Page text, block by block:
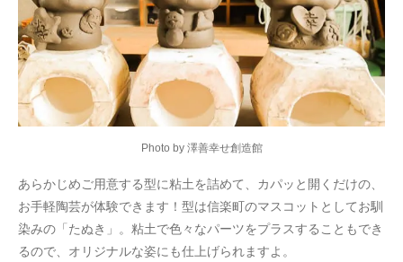
Photo by 澤善幸せ創造館
あらかじめご用意する型に粘土を詰めて、カパッと開くだけの、
お手軽陶芸が体験できます！型は信楽町のマスコットとしてお馴
染みの「たぬき」。粘土で色々なパーツをプラスすることもでき
るので、オリジナルな姿にも仕上げられますよ。